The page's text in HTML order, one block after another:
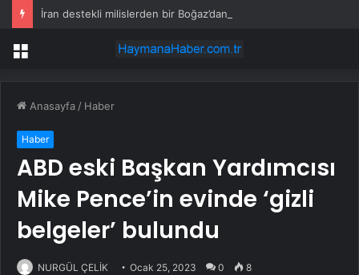
Menü
Anasayfa / Haber
Haber
ABD eski Başkan Yardımcısı
Mike Pence’in evinde ‘gizli
belgeler’ bulundu
NURGÜL ÇELİK Ocak 25, 2023 0 8